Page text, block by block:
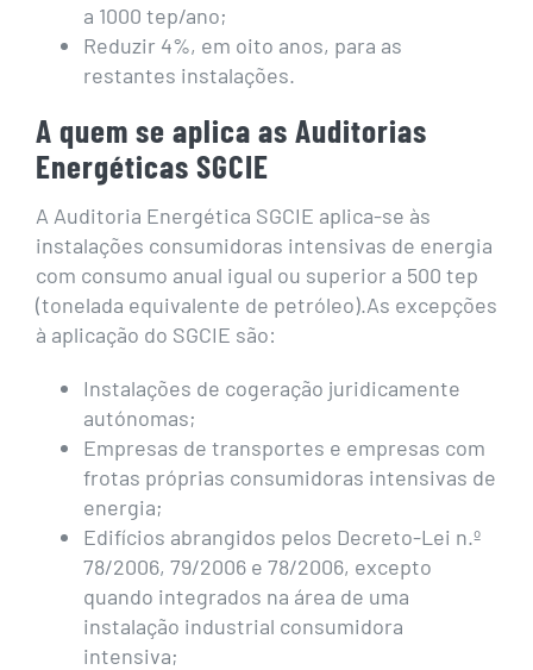
a 1000 tep/ano;
Reduzir 4%, em oito anos, para as
restantes instalações.
A quem se aplica as Auditorias
Energéticas SGCIE
A Auditoria Energética SGCIE aplica-se às
instalações consumidoras intensivas de energia
com consumo anual igual ou superior a 500 tep
(tonelada equivalente de petróleo).As excepções
à aplicação do SGCIE são:
Instalações de cogeração juridicamente
autónomas;
Empresas de transportes e empresas com
frotas próprias consumidoras intensivas de
energia;
Edifícios abrangidos pelos Decreto-Lei n.º
78/2006, 79/2006 e 78/2006, excepto
quando integrados na área de uma
instalação industrial consumidora
intensiva;